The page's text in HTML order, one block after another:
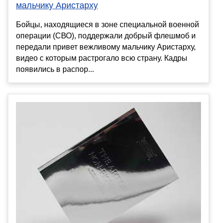
мальчику Аристарху
Бойцы, находящиеся в зоне специальной военной
операции (СВО), поддержали добрый флешмоб и
передали привет вежливому мальчику Аристарху,
видео с которым растрогало всю страну. Кадры
появились в распор...